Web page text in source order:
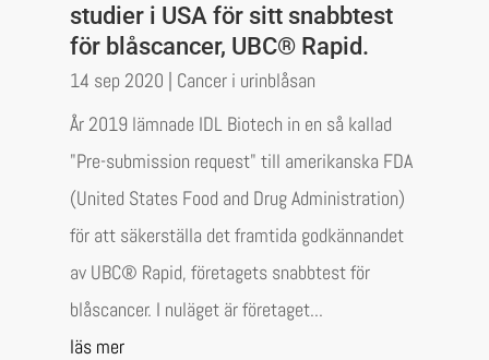
studier i USA för sitt snabbtest
för blåscancer, UBC® Rapid.
14 sep 2020 | Cancer i urinblåsan
År 2019 lämnade IDL Biotech in en så kallad
"Pre-submission request" till amerikanska FDA
(United States Food and Drug Administration)
för att säkerställa det framtida godkännandet
av UBC® Rapid, företagets snabbtest för
blåscancer. I nuläget är företaget...
läs mer